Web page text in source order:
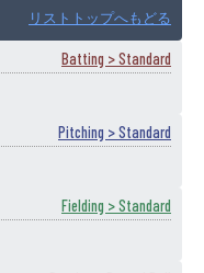
リストトップへもどる
Batting > Standard
Pitching > Standard
Fielding > Standard